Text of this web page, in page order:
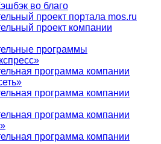
во благо
проект портала mos.ru
проект компании
программы
программа компании
программа компании
программа компании
программа компании